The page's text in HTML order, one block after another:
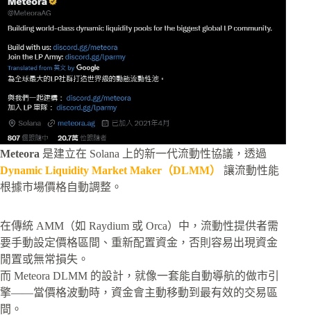
Meteora 是建立在 Solana 上的新一代流動性協議，透過
Dynamic Liquidity Market Maker（DLMM）
讓流動性能
根據市場價格自動調整。
在傳統 AMM（如 Raydium 或 Orca）中，流動性提供者需
要手動設定價格區間、重新配置資金，否則容易出現資金
閒置或無常損失。
而 Meteora DLMM 的設計，就像一套能自動導航的做市引
擎——當價格波動時，資金會主動移動到最有效的交易區
間。